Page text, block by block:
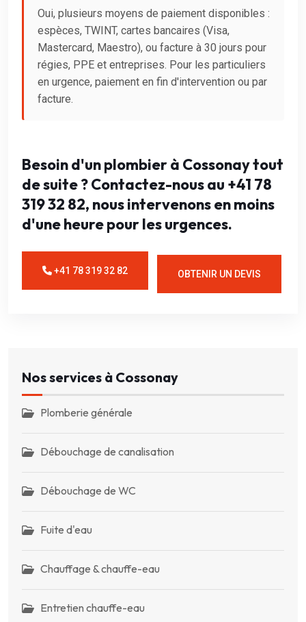
Oui, plusieurs moyens de paiement disponibles :
espèces, TWINT, cartes bancaires (Visa,
Mastercard, Maestro), ou facture à 30 jours pour
régies, PPE et entreprises. Pour les particuliers
en urgence, paiement en fin d'intervention ou par
facture.
Besoin d'un plombier à Cossonay tout
de suite ? Contactez-nous au +41 78
319 32 82, nous intervenons en moins
d'une heure pour les urgences.
+41 78 319 32 82 OBTENIR UN DEVIS
Nos services à Cossonay
Plomberie générale
Débouchage de canalisation
Débouchage de WC
Fuite d'eau
Chauffage & chauffe-eau
Entretien chauffe-eau